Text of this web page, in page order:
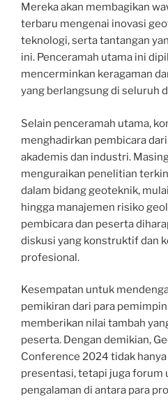
Mereka akan membagikan
terbaru mengenai inovasi
teknologi, serta tantangan
ini. Penceramah utama ini
mencerminkan keragaman
yang berlangsung di seluruh
Selain penceramah utama,
menghadirkan pembicara
akademis dan industri.
menguraikan penelitian
dalam bidang geoteknik,
hingga manajemen risiko
pembicara dan peserta
diskusi yang konstruktif dan
profesional.
Kesempatan untuk
pemikiran dari para
memberikan nilai tambah
peserta. Dengan demikian,
Conference 2024 tidak
presentasi, tetapi juga forum
pengalaman di antara para